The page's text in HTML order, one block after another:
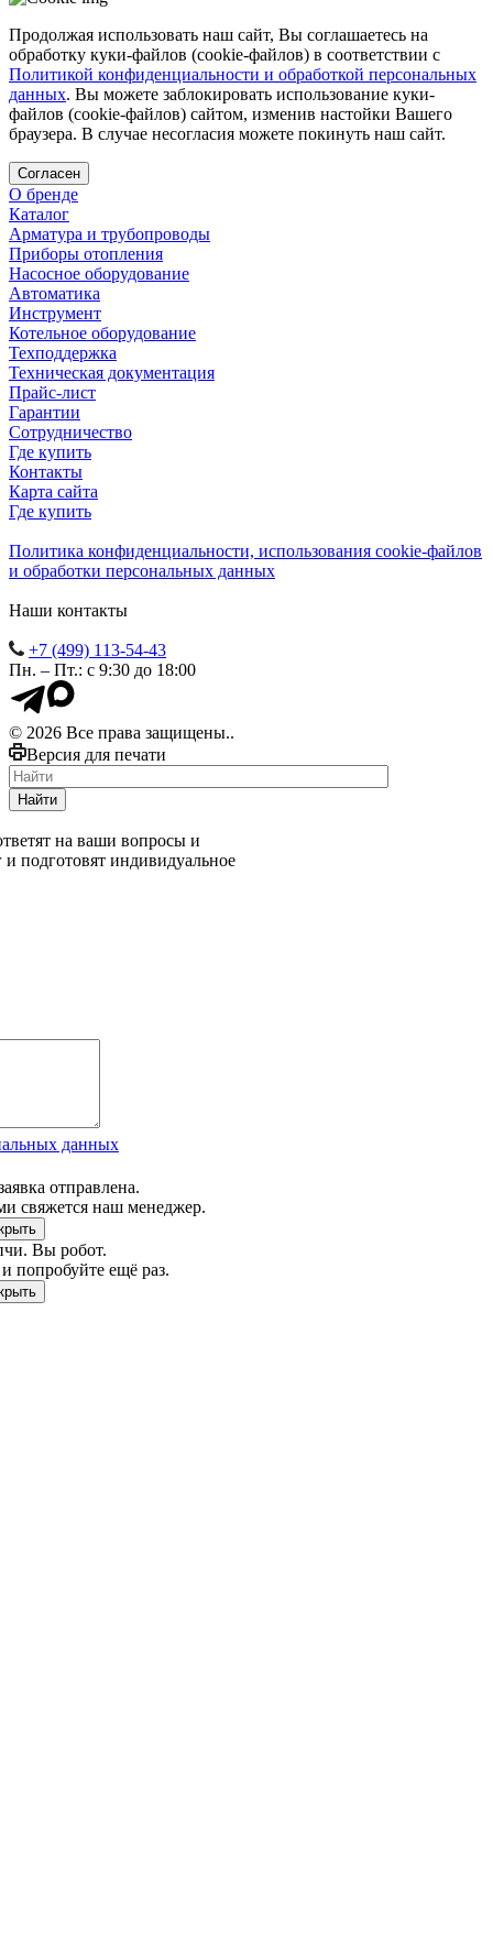
Продолжая использовать наш сайт, Вы соглашаетесь на
обработку куки-файлов (cookie-файлов) в соответствии с
Политикой конфиденциальности и обработкой персональных
данных. Вы можете заблокировать использование куки-
файлов (cookie-файлов) сайтом, изменив настойки Вашего
браузера. В случае несогласия можете покинуть наш сайт.
Согласен
О бренде
Каталог
Арматура и трубопроводы
Приборы отопления
Насосное оборудование
Автоматика
Инструмент
Котельное оборудование
Техподдержка
Техническая документация
Прайс-лист
Гарантии
Сотрудничество
Где купить
Контакты
Карта сайта
Где купить
Политика конфиденциальности, использования сookie-файлов
и обработки персональных данных
Наши контакты
+7 (499) 113-54-43
Пн. – Пт.: с 9:30 до 18:00
© 2026 Все права защищены..
Версия для печати
Найти
на ваши вопросы и
и подготовят индивидуальное
данных
отправлена.
свяжется наш менеджер.
Вы робот.
попробуйте ещё раз.